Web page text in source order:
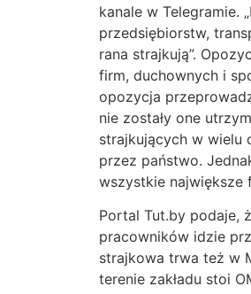
kanale w Telegramie.
przedsiębiorstw,
rana strajkują”.
firm, duchownych i
opozycja
nie zostały one
strajkujących w wielu
przez państwo.
wszystkie największe
Portal Tut.by podaje,
pracowników idzie
strajkowa trwa też w
terenie zakładu stoi